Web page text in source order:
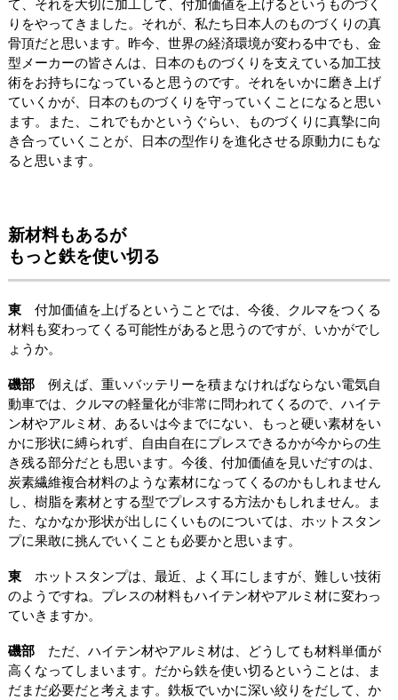
て、それを大切に加工して、付加価値を上げるというものづく
りをやってきました。それが、私たち日本人のものづくりの真
骨頂だと思います。昨今、世界の経済環境が変わる中でも、金
型メーカーの皆さんは、日本のものづくりを支えている加工技
術をお持ちになっていると思うのです。それをいかに磨き上げ
ていくかが、日本のものづくりを守っていくことになると思い
ます。また、これでもかというぐらい、ものづくりに真摯に向
き合っていくことが、日本の型作りを進化させる原動力にもな
ると思います。
新材料もあるが
もっと鉄を使い切る
東付加価値を上げるということでは、今後、クルマをつくる
材料も変わってくる可能性があると思うのですが、いかがでし
ょうか。
磯部例えば、重いバッテリーを積まなければならない電気自
動車では、クルマの軽量化が非常に問われてくるので、ハイテ
ン材やアルミ材、あるいは今までにない、もっと硬い素材をい
かに形状に縛られず、自由自在にプレスできるかが今からの生
き残る部分だとも思います。今後、付加価値を見いだすのは、
炭素繊維複合材料のような素材になってくるのかもしれません
し、樹脂を素材とする型でプレスする方法かもしれません。ま
た、なかなか形状が出しにくいものについては、ホットスタン
プに果敢に挑んでいくことも必要かと思います。
東ホットスタンプは、最近、よく耳にしますが、難しい技術
のようですね。プレスの材料もハイテン材やアルミ材に変わっ
ていきますか。
磯部ただ、ハイテン材やアルミ材は、どうしても材料単価が
高くなってしまいます。だから鉄を使い切るということは、ま
だまだ必要だと考えます。鉄板でいかに深い絞りをだして、か